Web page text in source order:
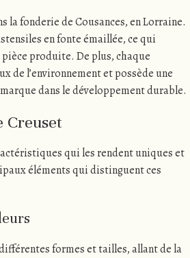
la fonderie de Cousances, en Lorraine.
en fonte émaillée, ce qui
produite. De plus, chaque
de l’environnement et possède une
dans le développement durable.
Creuset
qui les rendent uniques et
éléments qui distinguent ces
formes et tailles, allant de la